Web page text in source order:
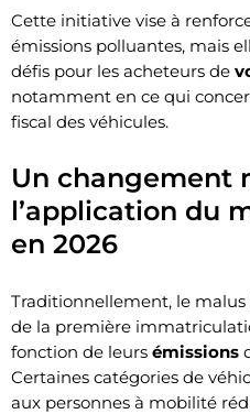
Cette initiative vise à
émissions polluantes, mais
défis pour les acheteurs de
notamment en ce qui
fiscal des véhicules.
Un changement
l’application du
en 2026
Traditionnellement, le
de la première
fonction de leurs émissions
Certaines catégories de
aux personnes à mobilité